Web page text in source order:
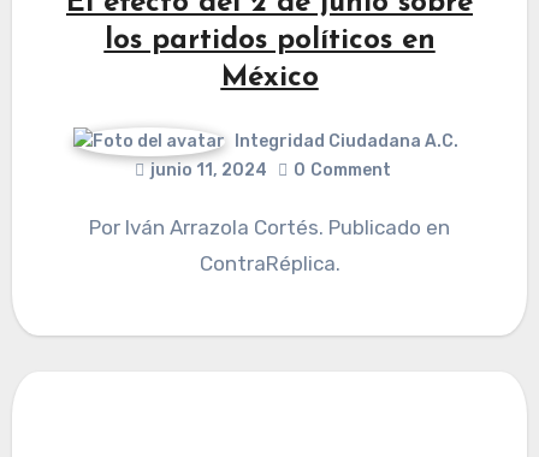
los partidos políticos en
México
Integridad Ciudadana A.C.
junio 11, 2024
0 Comment
Por Iván Arrazola Cortés. Publicado en
ContraRéplica.